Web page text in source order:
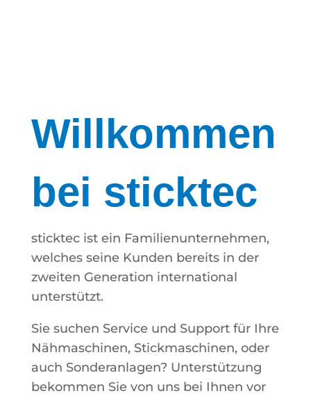
Willkommen
bei sticktec
sticktec ist ein Familienunternehmen,
welches seine Kunden bereits in der
zweiten Generation international
unterstützt.
Sie suchen Service und Support für Ihre
Nähmaschinen, Stickmaschinen, oder
auch Sonderanlagen? Unterstützung
bekommen Sie von uns bei Ihnen vor